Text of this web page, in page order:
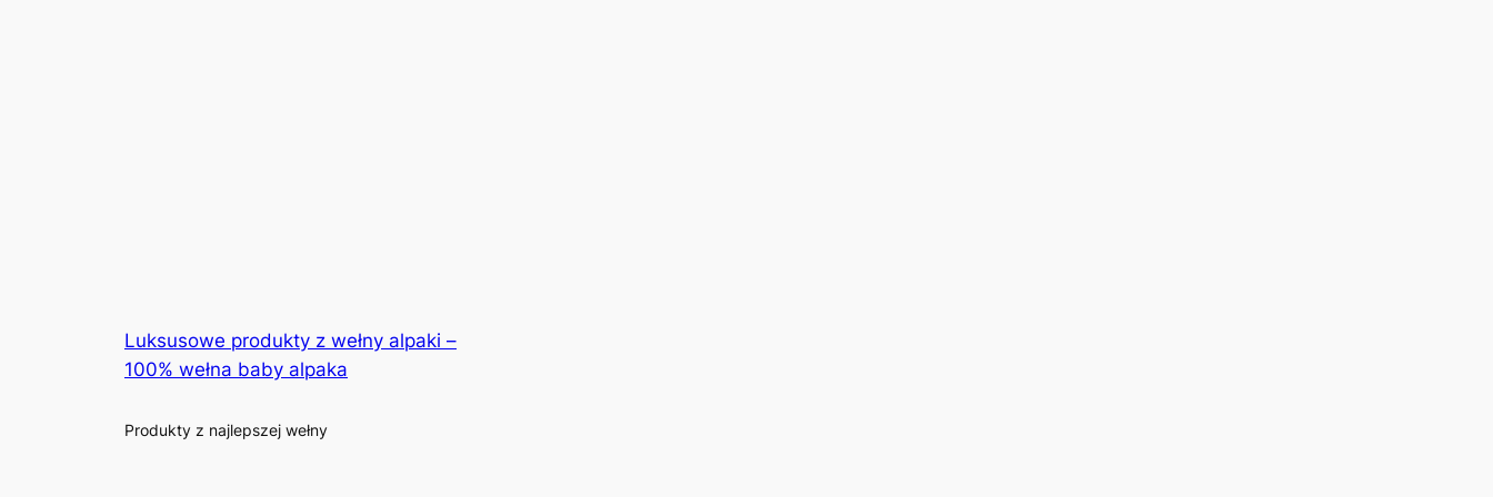
Luksusowe produkty z wełny alpaki –
100% wełna baby alpaka
Produkty z najlepszej wełny